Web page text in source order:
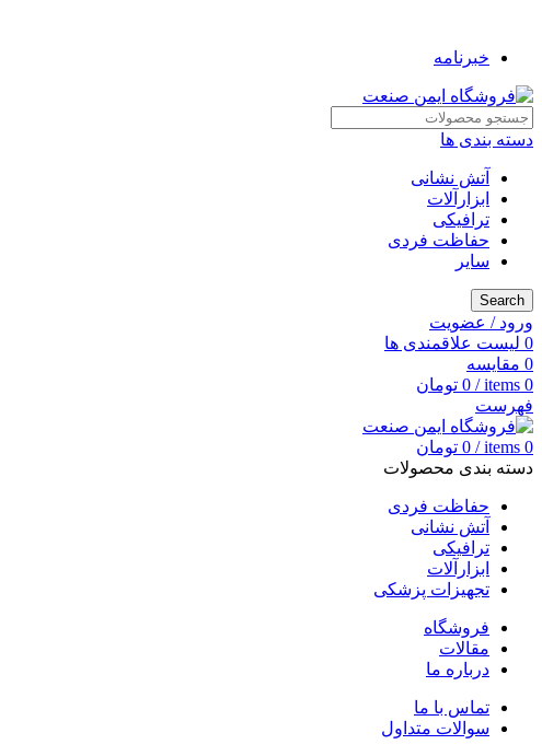
خبرنامه
دسته بندی ها
آتش نشانی
ابزارآلات
ترافیکی
حفاظت فردی
سایر
Search
ورود / عضویت
0 لیست علاقمندی ها
0 مقایسه
0
items
/
0 تومان
فهرست
0
items
/
0 تومان
دسته بندی محصولات
حفاظت فردی
آتش نشانی
ترافیکی
ابزارآلات
تجهیزات پزشکی
فروشگاه
مقالات
درباره ما
تماس با ما
سوالات متداول